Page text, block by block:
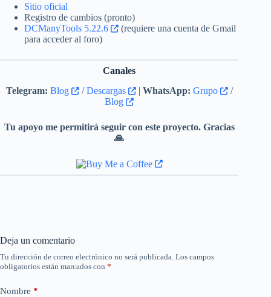
Sitio oficial
Registro de cambios (pronto)
DCManyTools 5.22.6
(requiere una cuenta de Gmail
para acceder al foro)
Canales
Telegram: Blog /Descargas | WhatsApp: Grupo
/
Blog
Tu apoyo me permitirá seguir con este proyecto. Gracias
🙏
Deja un comentario
Tu dirección de correo electrónico no será publicada. Los campos
obligatorios están marcados con *
Nombre *